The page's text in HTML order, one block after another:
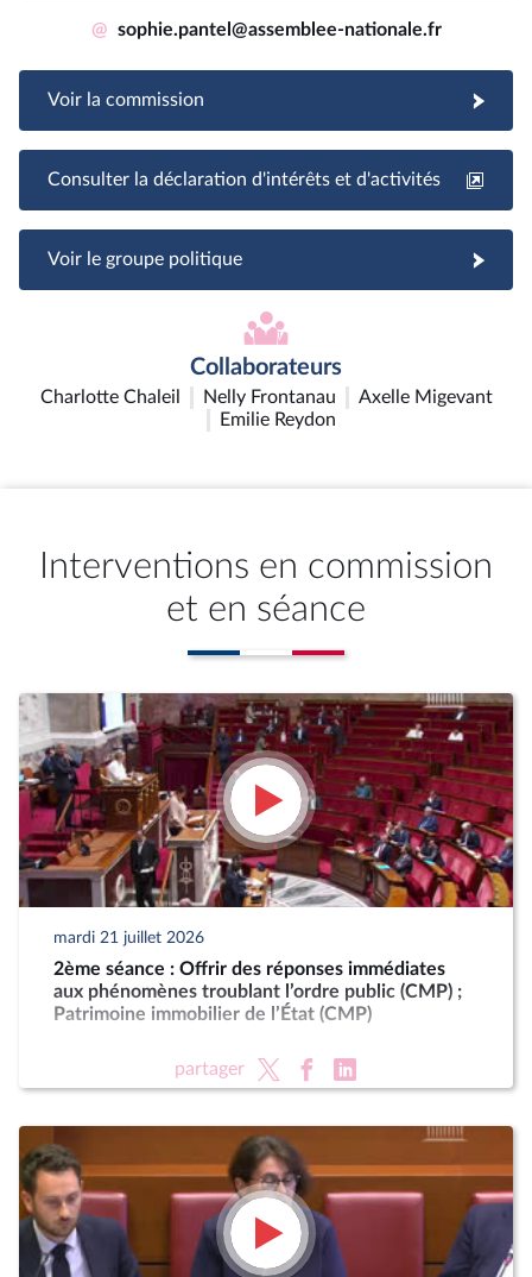
@ sophie.pantel@assemblee-nationale.fr
Voir la commission
Consulter la déclaration d'intérêts et d'activités
Voir le groupe politique
Collaborateurs
Charlotte Chaleil Nelly Frontanau
Axelle Migevant
Emilie Reydon
Interventions en commission
et en séance
mardi 21 juillet 2026
2ème séance : Offrir des réponses immédiates
aux phénomènes troublant l’ordre public (CMP) ;
Patrimoine immobilier de l’État (CMP)
partager